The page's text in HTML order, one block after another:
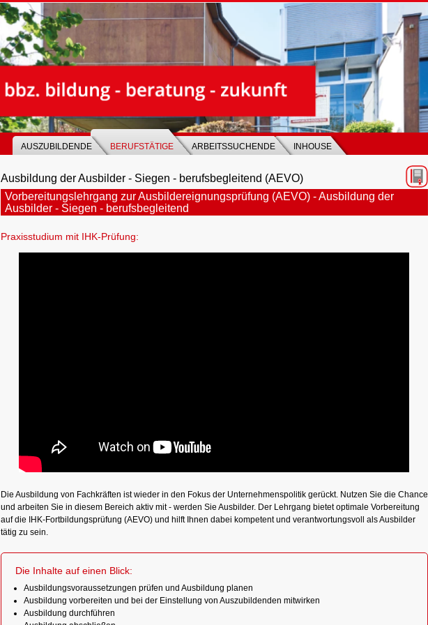
AUSZUBILDENDE BERUFSTÄTIGE ARBEITSSUCHENDE INHOUSE
Ausbildung der Ausbilder - Siegen - berufsbegleitend (AEVO)
Vorbereitungslehrgang zur Ausbildereignungsprüfung (AEVO) - Ausbildung der
Ausbilder - Siegen - berufsbegleitend
Praxisstudium mit IHK-Prüfung:
Die Ausbildung von Fachkräften ist wieder in den Fokus der Unternehmenspolitik gerückt. Nutzen Sie die Chance
und arbeiten Sie in diesem Bereich aktiv mit - werden Sie Ausbilder. Der Lehrgang bietet optimale Vorbereitung
auf die IHK-Fortbildungsprüfung (AEVO) und hilft Ihnen dabei kompetent und verantwortungsvoll als Ausbilder
tätig zu sein.
Die Inhalte auf einen Blick:
Ausbildungsvoraussetzungen prüfen und Ausbildung planen
Ausbildung vorbereiten und bei der Einstellung von Auszubildenden mitwirken
Ausbildung durchführen